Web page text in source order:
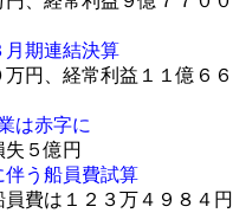
月期連結決算
円、経常利益１１億６６
は赤字に
５億円
伴う船員費試算
費は１２３万４９８４円